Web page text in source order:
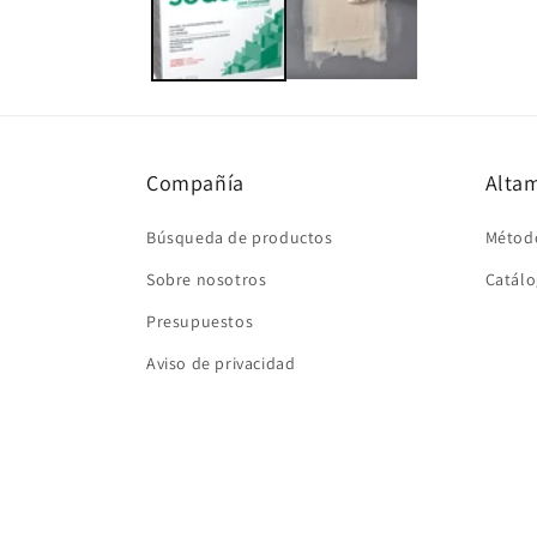
una
ventana
modal
Compañía
Búsqueda de productos
Sobre nosotros
Presupuestos
Aviso de privacidad